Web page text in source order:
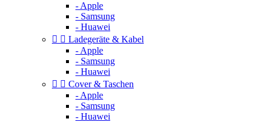
- Apple
- Samsung
- Huawei
  Ladegeräte & Kabel
- Apple
- Samsung
- Huawei
  Cover & Taschen
- Apple
- Samsung
- Huawei